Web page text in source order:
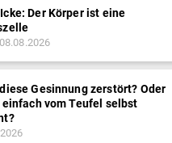
Der Körper ist eine
08.08.2026
Gesinnung zerstört? Oder
vom Teufel selbst